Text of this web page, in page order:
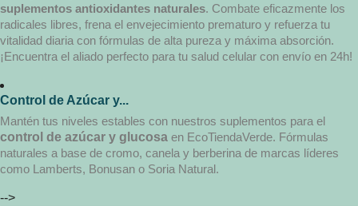
suplementos antioxidantes naturales. Combate eficazmente los
radicales libres, frena el envejecimiento prematuro y refuerza tu
vitalidad diaria con fórmulas de alta pureza y máxima absorción.
¡Encuentra el aliado perfecto para tu salud celular con envío en 24h!
Control de Azúcar y...
Mantén tus niveles estables con nuestros suplementos para el
control de azúcar y glucosa en EcoTiendaVerde. Fórmulas
naturales a base de cromo, canela y berberina de marcas líderes
como Lamberts, Bonusan o Soria Natural.
-->